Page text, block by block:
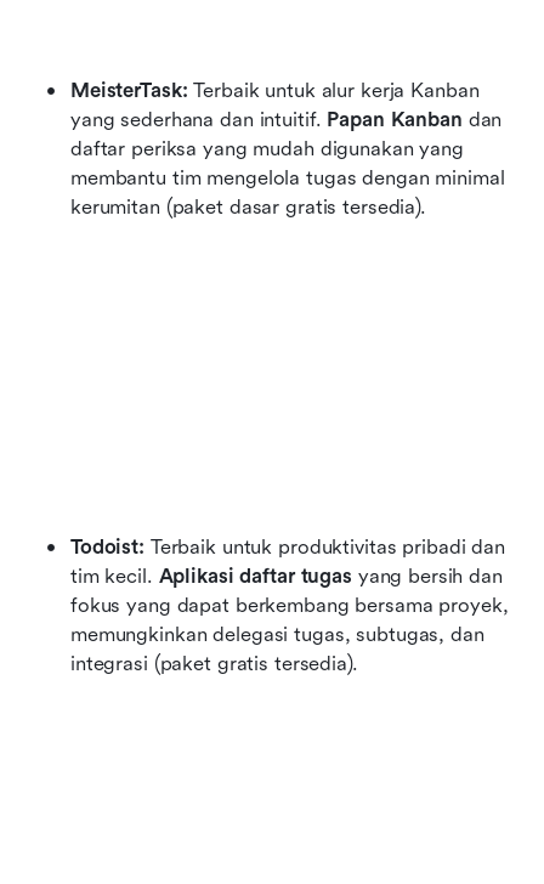
MeisterTask: Terbaik untuk alur kerja Kanban
yang sederhana dan intuitif. Papan Kanban dan
daftar periksa yang mudah digunakan yang
membantu tim mengelola tugas dengan minimal
kerumitan (paket dasar gratis tersedia).
Todoist: Terbaik untuk produktivitas pribadi dan
tim kecil. Aplikasi daftar tugas yang bersih dan
fokus yang dapat berkembang bersama proyek,
memungkinkan delegasi tugas, subtugas, dan
integrasi (paket gratis tersedia).